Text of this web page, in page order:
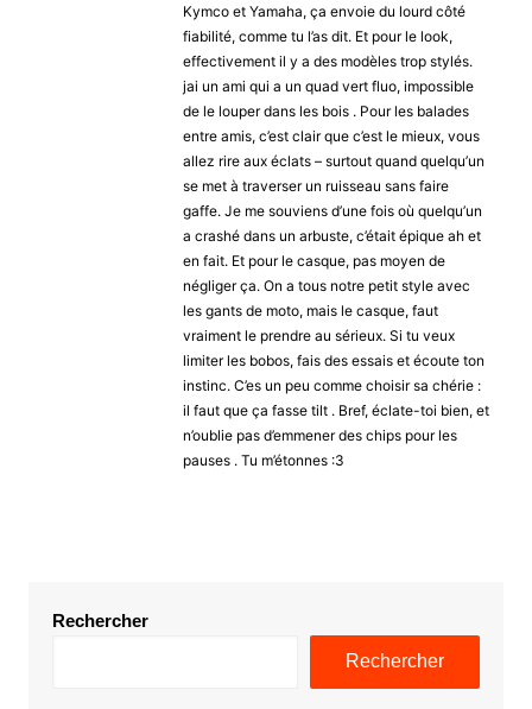
Kymco et Yamaha, ça envoie du lourd côté
fiabilité, comme tu l’as dit. Et pour le look,
effectivement il y a des modèles trop stylés.
jai un ami qui a un quad vert fluo, impossible
de le louper dans les bois . Pour les balades
entre amis, c’est clair que c’est le mieux, vous
allez rire aux éclats – surtout quand quelqu’un
se met à traverser un ruisseau sans faire
gaffe. Je me souviens d’une fois où quelqu’un
a crashé dans un arbuste, c’était épique ah et
en fait. Et pour le casque, pas moyen de
négliger ça. On a tous notre petit style avec
les gants de moto, mais le casque, faut
vraiment le prendre au sérieux. Si tu veux
limiter les bobos, fais des essais et écoute ton
instinc. C’es un peu comme choisir sa chérie :
il faut que ça fasse tilt . Bref, éclate-toi bien, et
n’oublie pas d’emmener des chips pour les
pauses . Tu m’étonnes :3
Rechercher
Rechercher